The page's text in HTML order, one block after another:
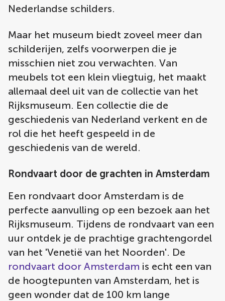
Nederlandse schilders.
Maar het museum biedt zoveel meer dan
schilderijen, zelfs voorwerpen die je
misschien niet zou verwachten. Van
meubels tot een klein vliegtuig, het maakt
allemaal deel uit van de collectie van het
Rijksmuseum. Een collectie die de
geschiedenis van Nederland verkent en de
rol die het heeft gespeeld in de
geschiedenis van de wereld.
Rondvaart door de grachten in Amsterdam
Een rondvaart door Amsterdam is de
perfecte aanvulling op een bezoek aan het
Rijksmuseum. Tijdens de rondvaart van een
uur ontdek je de prachtige grachtengordel
van het 'Venetië van het Noorden'. De
rondvaart door Amsterdam is echt een van
de hoogtepunten van Amsterdam, het is
geen wonder dat de 100 km lange